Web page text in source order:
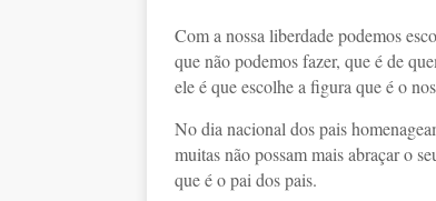
Com a nossa liberdade podemos
que não podemos fazer, que é de
ele é que escolhe a figura que é o
No dia nacional dos pais
muitas não possam mais abraçar o
que é o pai dos pais.